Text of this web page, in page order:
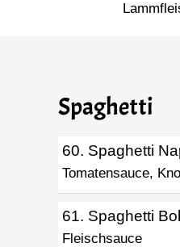
Spaghetti
60. Spaghetti
Tomatensauce,
61. Spaghetti
Fleischsauce